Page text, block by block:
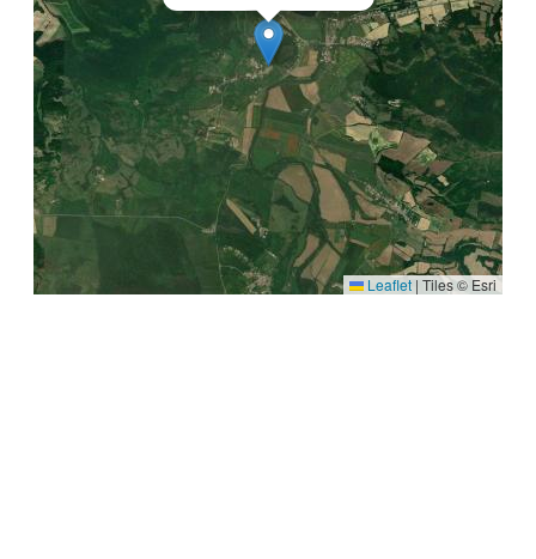
Leaflet | Tiles © Esri